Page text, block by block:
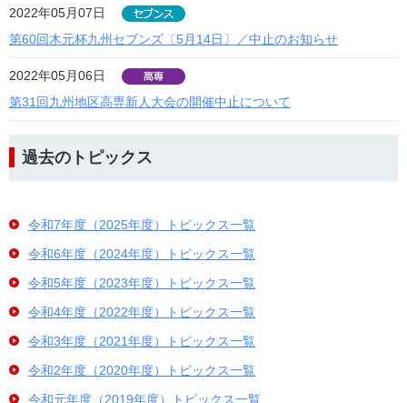
2022年05月07日
第60回木元杯九州セブンズ〔5月14日〕／中止のお知らせ
2022年05月06日
第31回九州地区高専新人大会の開催中止について
過去のトピックス
令和7年度（2025年度）トピックス一覧
令和6年度（2024年度）トピックス一覧
令和5年度（2023年度）トピックス一覧
令和4年度（2022年度）トピックス一覧
令和3年度（2021年度）トピックス一覧
令和2年度（2020年度）トピックス一覧
令和元年度（2019年度）トピックス一覧